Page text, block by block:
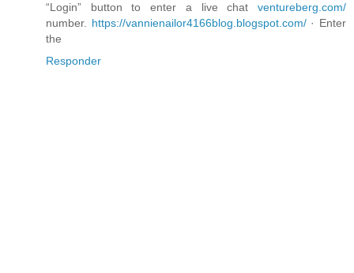
“Login” button to enter a live chat ventureberg.com/
number. https://vannienailor4166blog.blogspot.com/· Enter
the
Responder